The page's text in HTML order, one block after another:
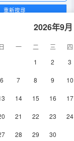
2026年9月
日 一 二 三
四
1
2 3
6 7 8 9 10
14 15 16 17
21 22 23 24
28 29 30
重新搜尋